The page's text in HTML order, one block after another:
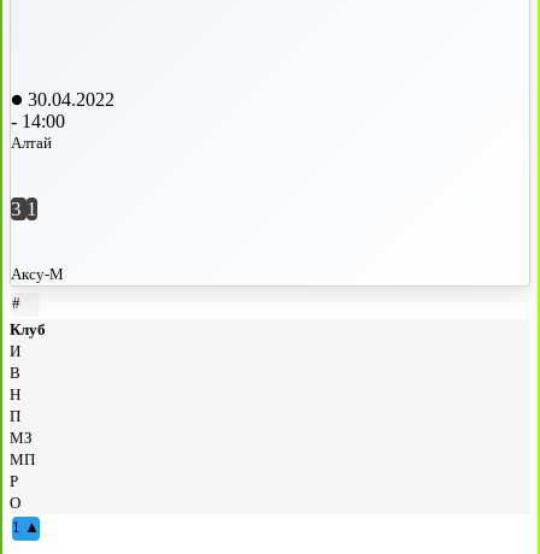
30.04.2022
- 14:00
Алтай
3 1
Аксу-М
#
Клуб
И
В
Н
П
МЗ
МП
Р
О
1 ▲